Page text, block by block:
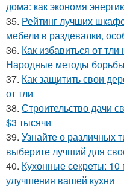
дома: как экономя
35. Рейтинг лучших
мебели в раздевалки,
36. Как избавиться от
Народные методы
37. Как защитить свои
от тли
38. Строительство дачи
$3 тысячи
39. Узнайте о различных
выберите лучший для
40. Кухонные секреты:
улучшения вашей кухни